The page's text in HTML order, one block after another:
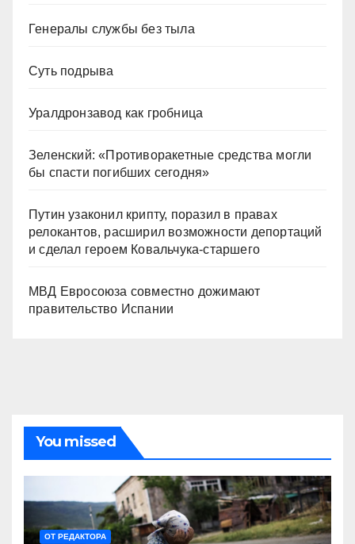
Генералы службы без тыла
Суть подрыва
Уралдронзавод как гробница
Зеленский: «Противоракетные средства могли
бы спасти погибших сегодня»
Путин узаконил крипту, поразил в правах
релокантов, расширил возможности депортаций
и сделал героем Ковальчука-старшего
МВД Евросоюза совместно дожимают
правительство Испании
You missed
ОТ РЕДАКТОРА